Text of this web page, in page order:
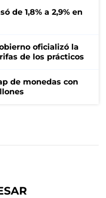
de 1,8% a 2,9% en
oficializó la
de los prácticos
de monedas con